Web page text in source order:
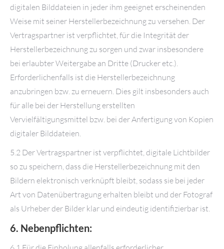
digitalen Bilddateien in jeder ihm geeignet erscheinenden
Weise mit seiner Herstellerbezeichnung zu versehen. Der
Vertragspartner ist verpflichtet, für die Integrität der
Herstellerbezeichnung zu sorgen und zwar insbesondere
bei erlaubter Weitergabe an Dritte (Drucker etc.).
Erforderlichenfalls ist die Herstellerbezeichnung
anzubringen bzw. zu erneuern. Dies gilt insbesonders auch
für alle bei der Herstellung erstellten
Vervielfältigungsmittel bzw. bei der Anfertigung von Kopien
digitaler Bilddateien.
5.2 Der Vertragspartner ist verpflichtet, digitale Lichtbilder
so zu speichern, dass die Herstellerbezeichnung mit den
Bildern elektronisch verknüpft bleibt, sodass sie bei jeder
Art von Datenübertragung erhalten bleibt und der Fotograf
als Urheber der Bilder klar und eindeutig identifizierbar ist.
6. Nebenpflichten: